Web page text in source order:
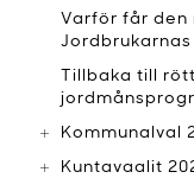
Varför får den
Tillbaka till
Kommunalval
Kuntavaalit